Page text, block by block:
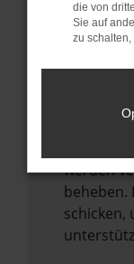
mehr
Wende
Wenn
versucht
werden
beheben.
schicken,
die von
Sie auf
zu